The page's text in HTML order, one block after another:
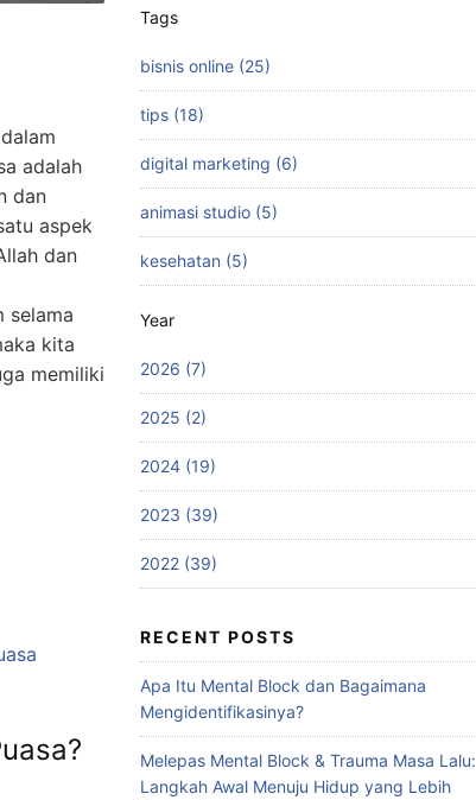
adalah
dan
aspek
dan
selama
kita
memiliki
Tags
bisnis online (25)
tips (18)
digital marketing (6)
animasi studio (5)
kesehatan (5)
Year
2026 (7)
2025 (2)
2024 (19)
2023 (39)
2022 (39)
RECENT POSTS
Apa Itu Mental Block dan Bagaimana
Mengidentifikasinya?
Melepas Mental Block & Trauma Masa Lalu:
Langkah Awal Menuju Hidup yang Lebih